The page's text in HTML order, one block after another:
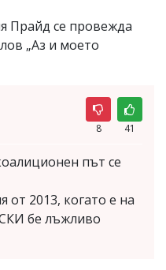
Прайд се провежда
„Аз и моето
8 41
път се
от 2013, когато е на
бе лъжливо